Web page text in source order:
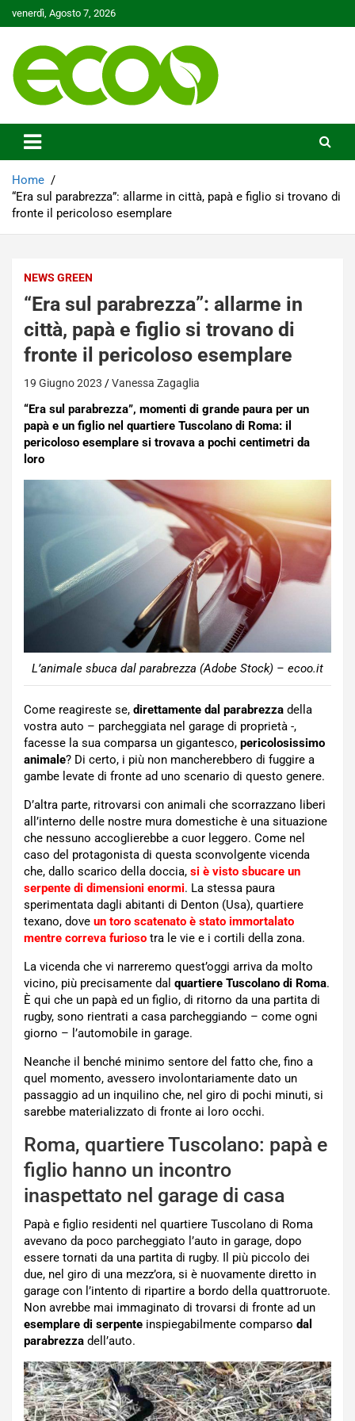
to
venerdì, Agosto 7, 2026
Ecoo.it
Home
“Era sul parabrezza”: allarme in città, papà e figlio si trovano di
fronte il pericoloso esemplare
NEWS GREEN
“Era sul parabrezza”: allarme in
città, papà e figlio si trovano di
fronte il pericoloso esemplare
19 Giugno 2023 Vanessa Zagaglia
“Era sul parabrezza”, momenti di grande paura per un
papà e un figlio nel quartiere Tuscolano di Roma: il
pericoloso esemplare si trovava a pochi centimetri da
loro
L’animale sbuca dal parabrezza (Adobe Stock) – ecoo.it
Come reagireste se, direttamente dal parabrezza della
vostra auto – parcheggiata nel garage di proprietà -,
facesse la sua comparsa un gigantesco, pericolosissimo
animale? Di certo, i più non mancherebbero di fuggire a
gambe levate di fronte ad uno scenario di questo genere.
D’altra parte, ritrovarsi con animali che scorrazzano liberi
all’interno delle nostre mura domestiche è una situazione
che nessuno accoglierebbe a cuor leggero. Come nel
caso del protagonista di questa sconvolgente vicenda
che, dallo scarico della doccia, si è visto sbucare un
serpente di dimensioni enormi. La stessa paura
sperimentata dagli abitanti di Denton (Usa), quartiere
texano, dove un toro scatenato è stato immortalato
mentre correva furioso tra le vie e i cortili della zona.
La vicenda che vi narreremo quest’oggi arriva da molto
vicino, più precisamente dal quartiere Tuscolano di Roma.
È qui che un papà ed un figlio, di ritorno da una partita di
rugby, sono rientrati a casa parcheggiando – come ogni
giorno – l’automobile in garage.
Neanche il benché minimo sentore del fatto che, fino a
quel momento, avessero involontariamente dato un
passaggio ad un inquilino che, nel giro di pochi minuti, si
sarebbe materializzato di fronte ai loro occhi.
Roma, quartiere Tuscolano: papà e
figlio hanno un incontro
inaspettato nel garage di casa
Papà e figlio residenti nel quartiere Tuscolano di Roma
avevano da poco parcheggiato l’auto in garage, dopo
essere tornati da una partita di rugby. Il più piccolo dei
due, nel giro di una mezz’ora, si è nuovamente diretto in
garage con l’intento di ripartire a bordo della quattroruote.
Non avrebbe mai immaginato di trovarsi di fronte ad un
esemplare di serpente inspiegabilmente comparso dal
parabrezza dell’auto.